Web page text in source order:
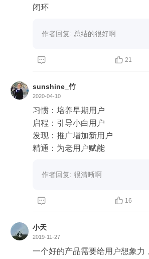
闭环
作者回复: 总结的很好啊
  21
sunshine_竹
2020-04-10
习惯：培养早期用户
启程：引导小白用户
发现：推广增加新用户
精通：为老用户赋能
作者回复: 很清晰啊
  16
小天
2019-11-27
一个好的产品需要给用户想象力